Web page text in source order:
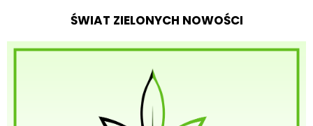
ŚWIAT ZIELONYCH NOWOŚCI